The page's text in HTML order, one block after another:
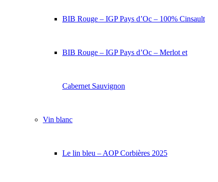
BIB Rouge – IGP Pays d’Oc – 100% Cinsault
BIB Rouge – IGP Pays d’Oc – Merlot et
Cabernet Sauvignon
Vin blanc
Le lin bleu – AOP Corbières 2025